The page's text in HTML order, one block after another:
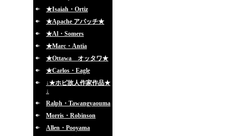
★Isaiah・Ortiz
★Apache アパッチ★
★Al・Somers
★Marc・Antia
★Ottawa オッタワ★
★Carlos・Eagle
↓★ホピ故人作家作品★
↓
Ralph・Tawangyaouma
Morris・Robinson
Allen・Pooyama